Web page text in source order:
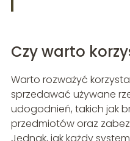
Czy warto
Warto rozważyć
sprzedawać używane
udogodnień, takich jak
przedmiotów oraz